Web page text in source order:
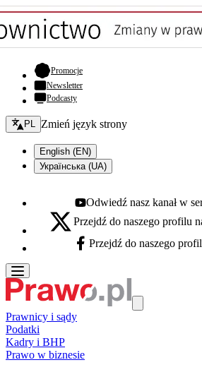
Promocje- otwiera się w nowej karcie
Newsletter
Podcasty
Zmień język - bieżący:
PL Zmień język strony
English (EN)
Українська (UA)
Youtube - otwiera się w nowej karcie
Odwiedź nasz kanał w
X - otwiera się w nowej karcie
Przejdź do naszego profilu
Facebook - otwiera się w nowej karcie
Przejdź do naszego
Prawnicy i sądy
Podatki
Kadry i BHP
Prawo w biznesie